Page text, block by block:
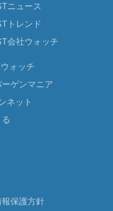
ニュース
トレンド
会社ウォッチ
ォッチ
ゲンマニア
ネット
保護方針